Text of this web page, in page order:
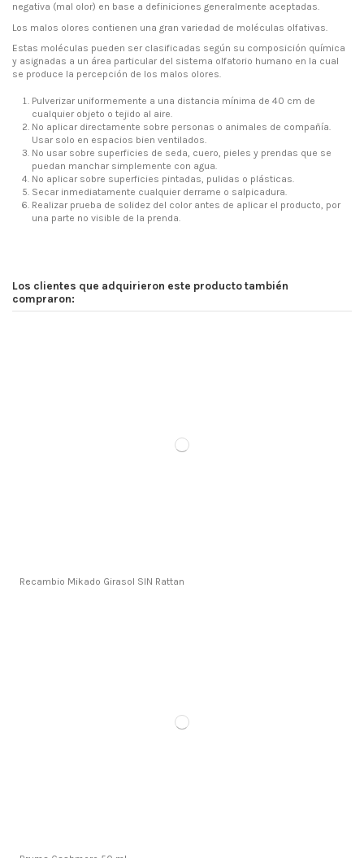
negativa (mal olor) en base a definiciones generalmente aceptadas.
Los malos olores contienen una gran variedad de moléculas olfativas.
Estas moléculas pueden ser clasificadas según su composición química
y asignadas a un área particular del sistema olfatorio humano en la cual
se produce la percepción de los malos olores.
Pulverizar uniformemente a una distancia mínima de 40 cm de
cualquier objeto o tejido al aire.
No aplicar directamente sobre personas o animales de compañía.
Usar solo en espacios bien ventilados.
No usar sobre superficies de seda, cuero, pieles y prendas que se
puedan manchar simplemente con agua.
No aplicar sobre superficies pintadas, pulidas o plásticas.
Secar inmediatamente cualquier derrame o salpicadura.
Realizar prueba de solidez del color antes de aplicar el producto, por
una parte no visible de la prenda.
Los clientes que adquirieron este producto también
compraron:
Recambio Mikado Girasol SIN Rattan